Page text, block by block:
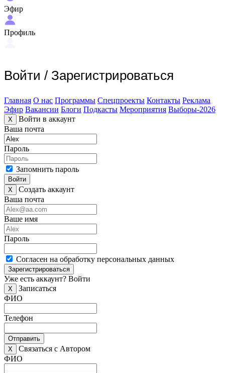
Эфир
Профиль
Войти / Зарегистрироваться
Главная О нас Программы Спецпроекты Контакты Реклама
Эфир Вакансии Блоги Подкасты Мероприятия Выборы-2026
X
Войти в аккаунт
Ваша почта
Пароль
Запомнить пароль
Войти
X
Создать аккаунт
Ваша почта
Ваше имя
Пароль
Согласен на обработку персональных данных
Зарегистрироваться
Уже есть аккаунт? Войти
X
Записаться
ФИО
Телефон
Отправить
X
Связаться с Автором
ФИО